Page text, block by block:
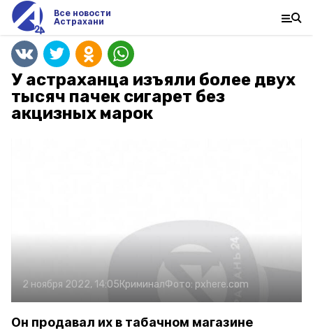
Все новости
Астрахани
У астраханца изъяли более двух
тысяч пачек сигарет без
акцизных марок
2 ноября 2022, 14:05КриминалФото:pxhere.com
Он продавал их в табачном магазине